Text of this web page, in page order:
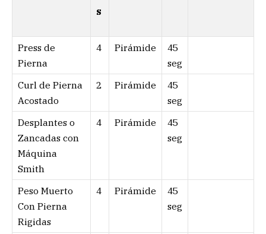
s
Press de
Pierna
4 Pirámide
45
seg
Curl de Pierna
Acostado
2 Pirámide
45
seg
Desplantes o
Zancadas con
Máquina
Smith
4 Pirámide
45
seg
Peso Muerto
Con Pierna
Rigidas
4 Pirámide
45
seg